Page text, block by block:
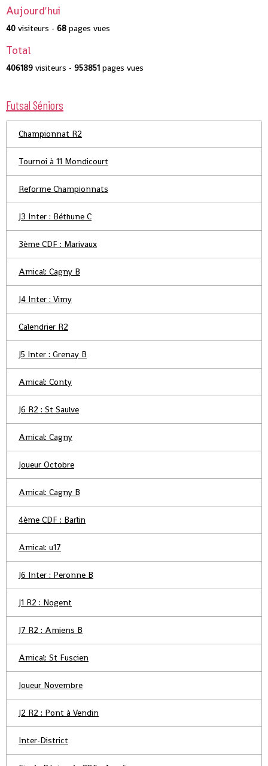
Aujourd'hui
40 visiteurs - 68 pages vues
Total
406189 visiteurs - 953851 pages vues
Futsal Séniors
Championnat R2
Tournoi à 11 Mondicourt
Reforme Championnats
J3 Inter : Béthune C
3ème CDF : Marivaux
Amical: Cagny B
J4 Inter : Vimy
Calendrier R2
J5 Inter : Grenay B
Amical: Conty
J6 R2 : St Saulve
Amical: Cagny
Joueur Octobre
Amical: Cagny B
4ème CDF : Barlin
Amical: u17
J6 Inter : Peronne B
J1 R2 : Nogent
J7 R2 : Amiens B
Amical: St Fuscien
Joueur Novembre
J2 R2 : Pont à Vendin
Inter-District